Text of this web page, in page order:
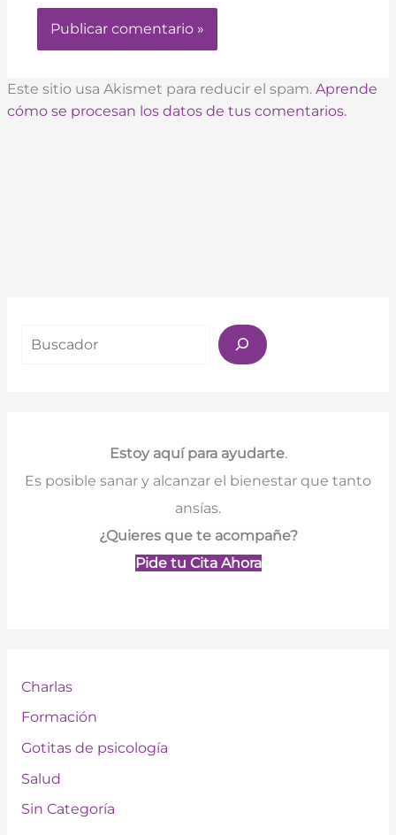
Este sitio usa Akismet para reducir el spam.Aprende
cómo se procesan los datos de tus comentarios.
Buscar
Estoy aquí para ayudarte.
Es posible sanar y alcanzar el bienestar que tanto
ansías.
¿Quieres que te acompañe?
Pide tu Cita Ahora
Charlas
Formación
Gotitas de psicología
Salud
Sin Categoría